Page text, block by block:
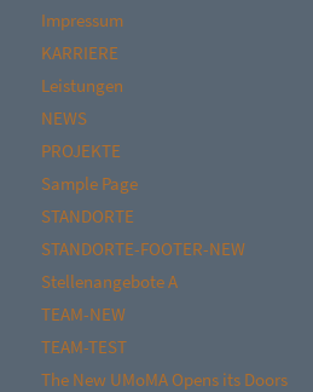
Impressum
KARRIERE
Leistungen
NEWS
PROJEKTE
Sample Page
STANDORTE
STANDORTE-FOOTER-NEW
Stellenangebote A
TEAM-NEW
TEAM-TEST
The New UMoMA Opens its Doors